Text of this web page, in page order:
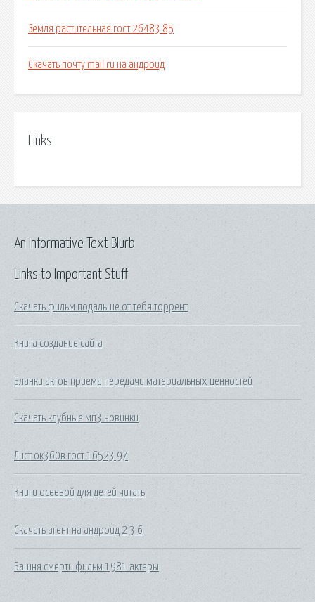
Земля растительная гост 26483 85
Скачать почту mail ru на андроид
Links
Links to Important Stuff
Скачать фильм подальше от тебя торрент
Книга создание сайта
Бланки актов приема передачи материальных ценностей
Скачать клубные мп3 новинки
Лист ок360в гост 16523 97
Книги осеевой для детей читать
Скачать агент на андроид 2 3 6
Башня смерти фильм 1981 актеры
An Informative Text Blurb